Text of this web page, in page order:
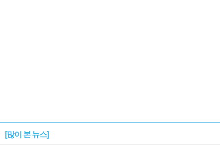
[많이 본 뉴스]